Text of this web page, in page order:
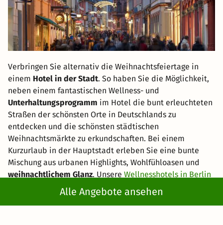
Alle Angebote ansehen
Verbringen Sie alternativ die Weihnachtsfeiertage in
einem Hotel in der Stadt. So haben Sie die Möglichkeit,
neben einem fantastischen Wellness- und
Unterhaltungsprogramm im Hotel die bunt erleuchteten
Straßen der schönsten Orte in Deutschlands zu
entdecken und die schönsten städtischen
Weihnachtsmärkte zu erkundschaften. Bei einem
Kurzurlaub in der Hauptstadt erleben Sie eine bunte
Mischung aus urbanen Highlights, Wohlfühloasen und
weihnachtlichem Glanz. Unsere Wellnesshotels in Berlin
sowie im Berliner Umland heißen Sie herzlich
willkommen. Etwas weiter im Norden erwarten Sie